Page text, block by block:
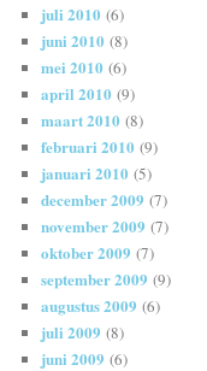
juli 2010 (6)
juni 2010 (8)
mei 2010 (6)
april 2010 (9)
maart 2010 (8)
februari 2010 (9)
januari 2010 (5)
december 2009 (7)
november 2009 (7)
oktober 2009 (7)
september 2009 (9)
augustus 2009 (6)
juli 2009 (8)
juni 2009 (6)